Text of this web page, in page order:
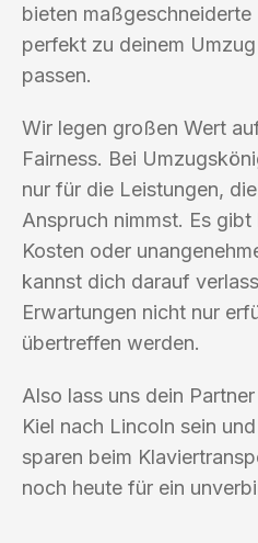
bieten
perfekt zu deinem
passen.
Wir legen großen Wert
Fairness. Bei
nur für die Leistungen,
Anspruch nimmst. Es
Kosten oder
kannst dich darauf
Erwartungen nicht nur
übertreffen werden.
Also lass uns dein
Kiel nach Lincoln sein
sparen beim
noch heute für ein